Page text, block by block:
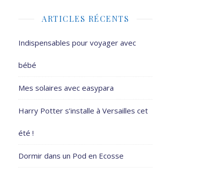
ARTICLES RÉCENTS
Indispensables pour voyager avec
bébé
Mes solaires avec easypara
Harry Potter s’installe à Versailles cet
été !
Dormir dans un Pod en Ecosse